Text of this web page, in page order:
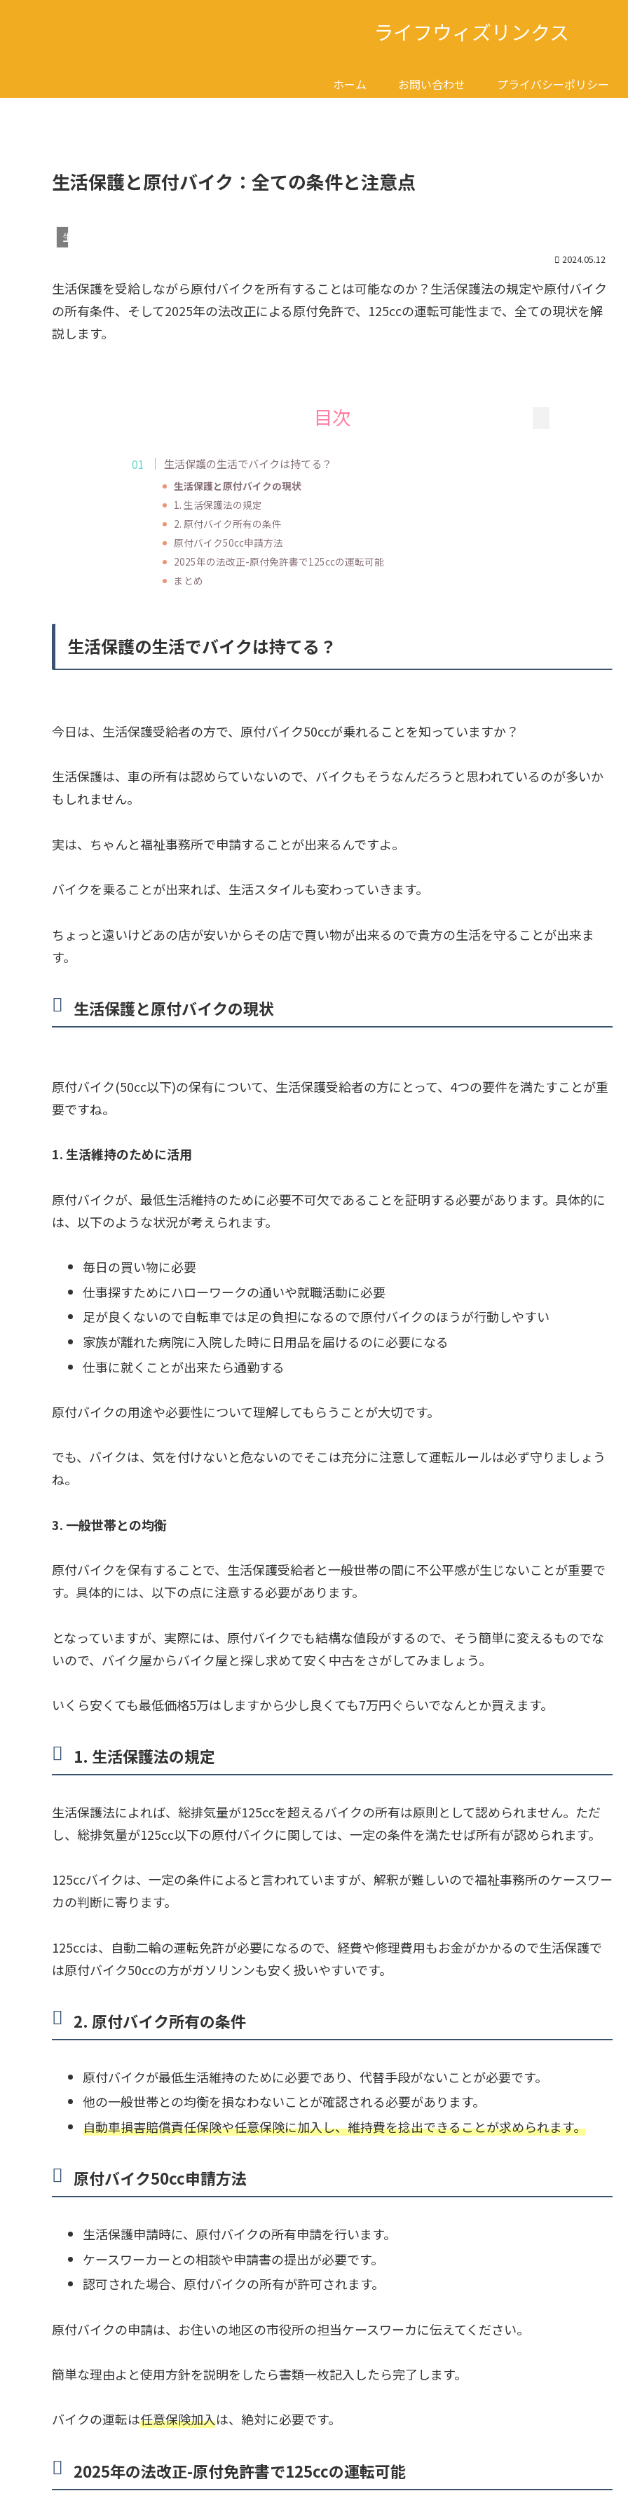
ライフウィズリンクス
ホーム お問い合わせ プライバシーポリシー
生活保護と原付バイク：全ての条件と注意点
生活保護
2024.05.12
生活保護を受給しながら原付バイクを所有することは可能なのか？生活保護法の規定や原付バイク
の所有条件、そして2025年の法改正による原付免許で、125ccの運転可能性まで、全ての現状を解
説します。
目次
生活保護の生活でバイクは持てる？
生活保護と原付バイクの現状
1. 生活保護法の規定
2. 原付バイク所有の条件
原付バイク50cc申請方法
2025年の法改正-原付免許書で125ccの運転可能
まとめ
生活保護の生活でバイクは持てる？
今日は、生活保護受給者の方で、原付バイク50ccが乗れることを知っていますか？
生活保護は、車の所有は認めらていないので、バイクもそうなんだろうと思われているのが多いか
もしれません。
実は、ちゃんと福祉事務所で申請することが出来るんですよ。
バイクを乗ることが出来れば、生活スタイルも変わっていきます。
ちょっと遠いけどあの店が安いからその店で買い物が出来るので貴方の生活を守ることが出来ま
す。
生活保護と原付バイクの現状
原付バイク(50cc以下)の保有について、生活保護受給者の方にとって、4つの要件を満たすことが重
要ですね。
1. 生活維持のために活用
原付バイクが、最低生活維持のために必要不可欠であることを証明する必要があります。具体的に
は、以下のような状況が考えられます。
毎日の買い物に必要
仕事探すためにハローワークの通いや就職活動に必要
足が良くないので自転車では足の負担になるので原付バイクのほうが行動しやすい
家族が離れた病院に入院した時に日用品を届けるのに必要になる
仕事に就くことが出来たら通勤する
原付バイクの用途や必要性について理解してもらうことが大切です。
でも、バイクは、気を付けないと危ないのでそこは充分に注意して運転ルールは必ず守りましょう
ね。
3. 一般世帯との均衡
原付バイクを保有することで、生活保護受給者と一般世帯の間に不公平感が生じないことが重要で
す。具体的には、以下の点に注意する必要があります。
となっていますが、実際には、原付バイクでも結構な値段がするので、そう簡単に変えるものでな
いので、バイク屋からバイク屋と探し求めて安く中古をさがしてみましょう。
いくら安くても最低価格5万はしますから少し良くても7万円ぐらいでなんとか買えます。
1. 生活保護法の規定
生活保護法によれば、総排気量が125ccを超えるバイクの所有は原則として認められません。ただ
し、総排気量が125cc以下の原付バイクに関しては、一定の条件を満たせば所有が認められます。
125ccバイクは、一定の条件によると言われていますが、解釈が難しいので福祉事務所のケースワー
カの判断に寄ります。
125ccは、自動二輪の運転免許が必要になるので、経費や修理費用もお金がかかるので生活保護で
は原付バイク50ccの方がガソリンンも安く扱いやすいです。
2. 原付バイク所有の条件
原付バイクが最低生活維持のために必要であり、代替手段がないことが必要です。
他の一般世帯との均衡を損なわないことが確認される必要があります。
自動車損害賠償責任保険や任意保険に加入し、維持費を捻出できることが求められます。
原付バイク50cc申請方法
生活保護申請時に、原付バイクの所有申請を行います。
ケースワーカーとの相談や申請書の提出が必要です。
認可された場合、原付バイクの所有が許可されます。
原付バイクの申請は、お住いの地区の市役所の担当ケースワーカに伝えてください。
簡単な理由よと使用方針を説明をしたら書類一枚記入したら完了します。
バイクの運転は任意保険加入は、絶対に必要です。
2025年の法改正-原付免許書で125ccの運転可能